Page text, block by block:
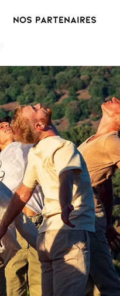
Nos partenaires